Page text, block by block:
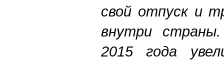
свой отпуск и
внутри
2015 года